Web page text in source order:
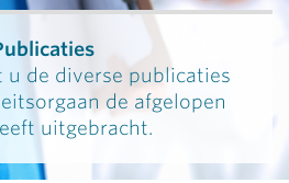
u de diverse publicaties
de afgelopen
uitgebracht.